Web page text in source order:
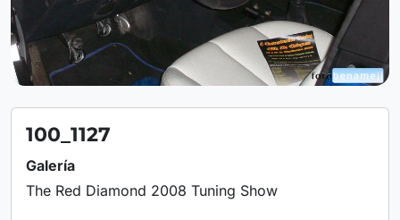
100_1127
Galería
The Red Diamond 2008 Tuning Show